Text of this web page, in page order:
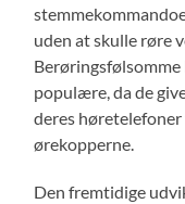
uden at skulle røre
populære, da de
deres
ørekopperne.
Den fremtidige